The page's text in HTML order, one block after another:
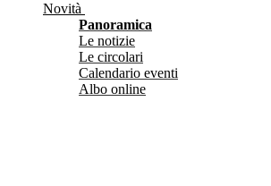
Novità
Panoramica
Le notizie
Le circolari
Calendario eventi
Albo online